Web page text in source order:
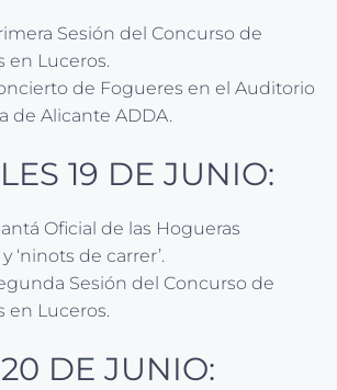
Sesión del Concurso de
en Luceros.
de Fogueres en el Auditorio
de Alicante ADDA.
19 DE JUNIO:
Oficial de las Hogueras
‘ninots de carrer’.
Sesión del Concurso de
en Luceros.
DE JUNIO: